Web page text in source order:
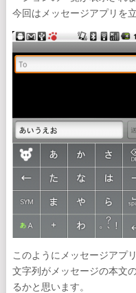
今回はメッセージアプリを
このようにメッセージアプ
文字列がメッセージの本文
るかと思います。